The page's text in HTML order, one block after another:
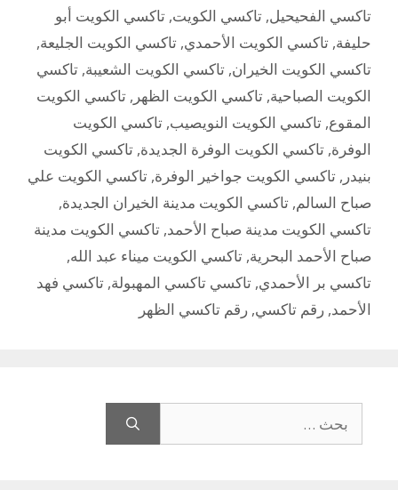
تاكسي الفحيحيل, تاكسي الكويت, تاكسي الكويت أبو
حليفة, تاكسي الكويت الأحمدي, تاكسي الكويت الجليعة,
تاكسي الكويت الخيران, تاكسي الكويت الشعيبة, تاكسي
الكويت الصباحية, تاكسي الكويت الظهر , تاكسي الكويت
المقوع, تاكسي الكويت النويصيب, تاكسي الكويت
الوفرة, تاكسي الكويت الوفرة الجديدة, تاكسي الكويت
بنيدر , تاكسي الكويت جواخير الوفرة, تاكسي الكويت علي
صباح السالم, تاكسي الكويت مدينة الخيران الجديدة,
تاكسي الكويت مدينة صباح الأحمد, تاكسي الكويت مدينة
صباح الأحمد البحرية, تاكسي الكويت ميناء عبد الله,
تاكسي بر الأحمدي, تاكسي تاكسي المهبولة, تاكسي فهد
الأحمد, رقم تاكسي, رقم تاكسي الظهر
عن: